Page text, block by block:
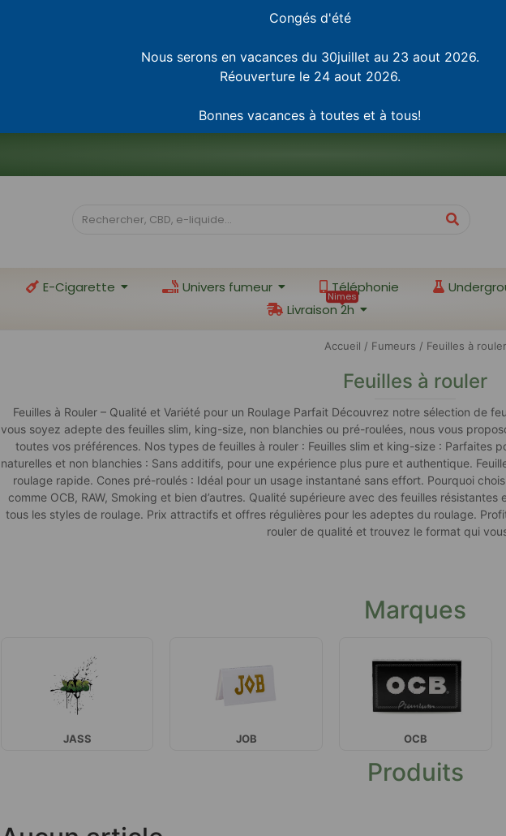
Congés d'été
Nous serons en vacances du 30juillet au 23 aout 2026.
Réouverture le 24 aout 2026.
Bonnes vacances à toutes et à tous!
E-Cigarette Univers fumeur Téléphonie
Livraison 2h
Nimes
Accueil / Fumeurs / Feuilles à rouler
Feuilles à rouler
Feuilles à Rouler – Qualité et Variété pour un Roulage Parfait Découvrez notre sélection de
vous soyez adepte des feuilles slim, king-size, non blanchies ou pré-roulées, nous vous
toutes vos préférences. Nos types de feuilles à rouler : Feuilles slim et king-size : Parfaites
naturelles et non blanchies : Sans additifs, pour une expérience plus pure et authentique.
roulage rapide. Cones pré-roulés : Idéal pour un usage instantané sans effort. Pourquoi
comme OCB, RAW, Smoking et bien d’autres. Qualité supérieure avec des feuilles
tous les styles de roulage. Prix attractifs et offres régulières pour les adeptes du roulage.
rouler de qualité et trouvez le format qui
Marques
JASS JOB OCB
Produits